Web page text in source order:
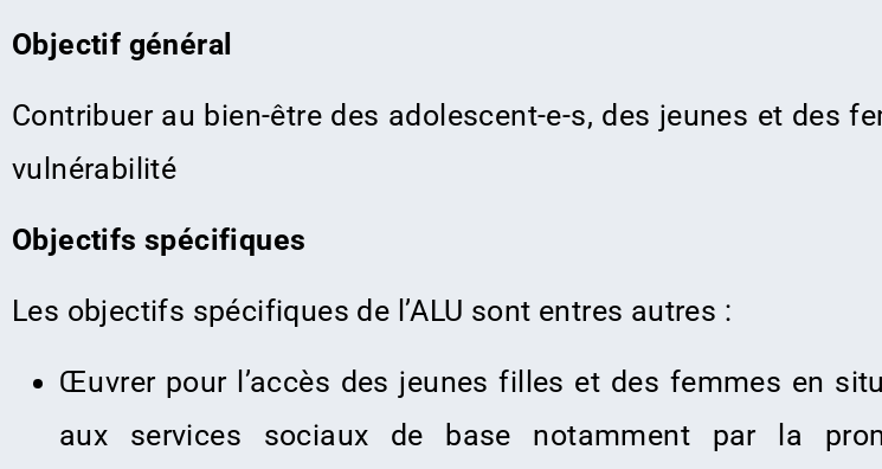
Objectif général
Contribuer au bien-être des adolescent-e-s, des jeunes et des
vulnérabilité
Objectifs spécifiques
Les objectifs spécifiques de l’ALU sont entres autres :
Œuvrer pour l’accès des jeunes filles et des femmes en
aux services sociaux de base notamment par la